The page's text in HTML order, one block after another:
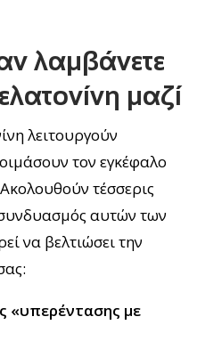
λαμβάνετε
μαζί
λειτουργούν
τον εγκέφαλο
τέσσερις
αυτών των
να βελτιώσει την
«υπερέντασης με